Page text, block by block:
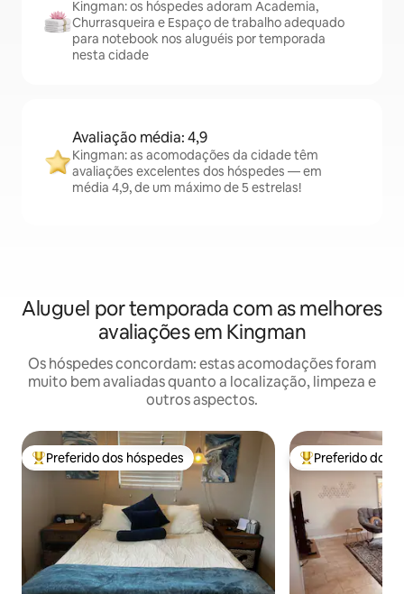
Kingman: os hóspedes adoram Academia,
Churrasqueira e Espaço de trabalho adequado
para notebook nos aluguéis por temporada
nesta cidade
Avaliação média: 4,9
Kingman: as acomodações da cidade têm
avaliações excelentes dos hóspedes — em
média 4,9, de um máximo de 5 estrelas!
Aluguel por temporada com as melhores
avaliações em Kingman
Os hóspedes concordam: estas acomodações foram
muito bem avaliadas quanto a localização, limpeza e
outros aspectos.
Entre os melhores preferidos dos hóspedes
Preferido dos hóspedes Entre os
Preferido dos